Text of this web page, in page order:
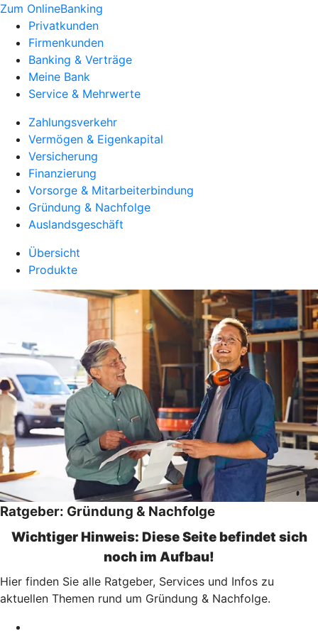
Zum OnlineBanking
Privatkunden
Firmenkunden
Banking & Verträge
Meine Bank
Service & Mehrwerte
Zahlungsverkehr
Vermögen & Eigenkapital
Versicherung
Finanzierung
Vorsorge & Mitarbeiterbindung
Gründung & Nachfolge
Auslandsgeschäft
Übersicht
Produkte
Ratgeber: Gründung & Nachfolge
Wichtiger Hinweis: Diese Seite befindet sich
noch im Aufbau!
Hier finden Sie alle Ratgeber, Services und Infos zu
aktuellen Themen rund um Gründung & Nachfolge.